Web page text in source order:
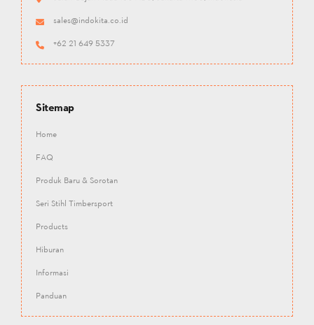
sales@indokita.co.id
+62 21 649 5337
Sitemap
Home
FAQ
Produk Baru & Sorotan
Seri Stihl Timbersport
Products
Hiburan
Informasi
Panduan